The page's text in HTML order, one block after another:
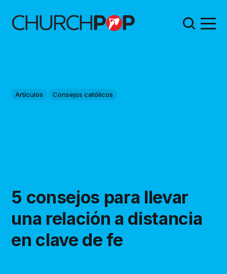
Artículos Consejos católicos
5 consejos para llevar
una relación a distancia
en clave de fe